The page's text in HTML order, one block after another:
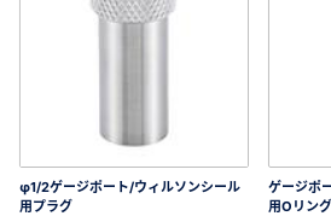
φ1/2ゲージポート/ウィルソンシール
用プラグ
ゲージポ
用Oリン